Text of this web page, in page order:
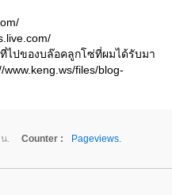
ไปของบล๊อคลูกโซ่ที่ผมได้รับมา
files/blog-
. Counter :
Pageviews.